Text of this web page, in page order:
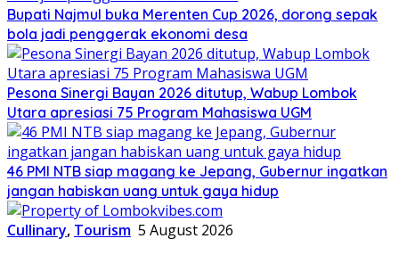
Bupati Najmul buka Merenten Cup 2026, dorong sepak
bola jadi penggerak ekonomi desa
Pesona Sinergi Bayan 2026 ditutup, Wabup Lombok
Utara apresiasi 75 Program Mahasiswa UGM
46 PMI NTB siap magang ke Jepang, Gubernur ingatkan
jangan habiskan uang untuk gaya hidup
Cullinary, Tourism 5 August 2026